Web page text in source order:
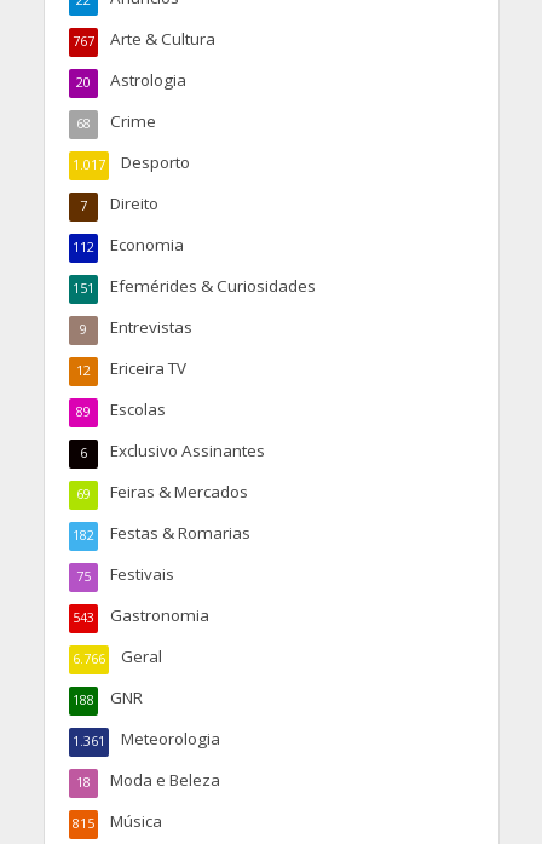
Arte & Cultura
767
Astrologia
20
Crime
68
Desporto
1.017
Direito
7
Economia
112
Efemérides & Curiosidades
151
Entrevistas
9
Ericeira TV
12
Escolas
89
Exclusivo Assinantes
6
Feiras & Mercados
69
Festas & Romarias
182
Festivais
75
Gastronomia
543
Geral
6.766
GNR
188
Meteorologia
1.361
Moda e Beleza
18
Música
815